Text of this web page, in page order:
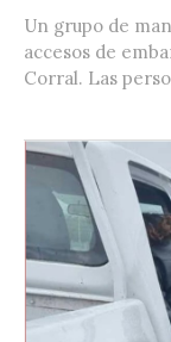
Un grupo de
accesos de
Corral. Las